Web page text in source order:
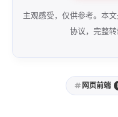
主观感受，仅供参考。本
协议，完整
网页前端